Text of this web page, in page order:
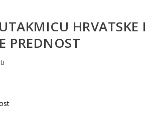
HRVATSKE I
PREDNOST